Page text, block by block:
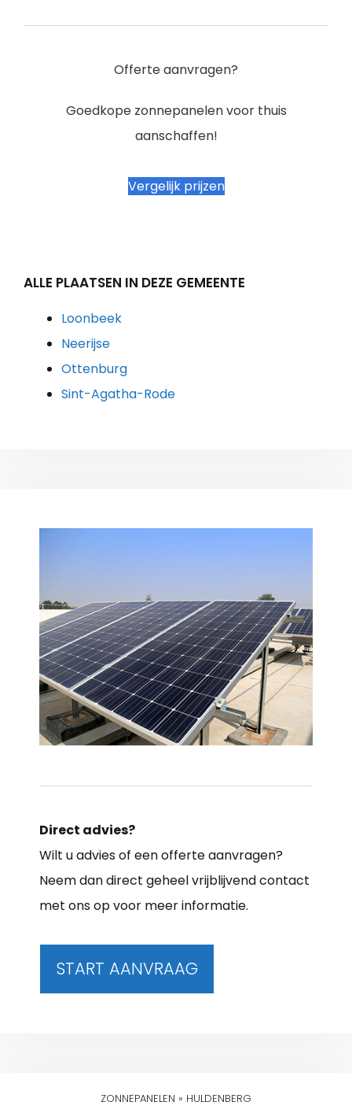
Offerte aanvragen?
Goedkope zonnepanelen voor thuis
aanschaffen!
Vergelijk prijzen
ALLE PLAATSEN IN DEZE GEMEENTE
Loonbeek
Neerijse
Ottenburg
Sint-Agatha-Rode
Direct advies?
Wilt u advies of een offerte aanvragen?
Neem dan direct geheel vrijblijvend contact
met ons op voor meer informatie.
START AANVRAAG
ZONNEPANELEN » HULDENBERG